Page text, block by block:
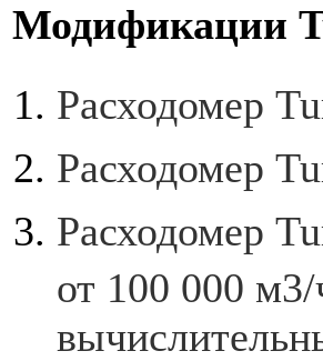
Модификации
Расходомер
Расходомер
Расходомер
от 100 000